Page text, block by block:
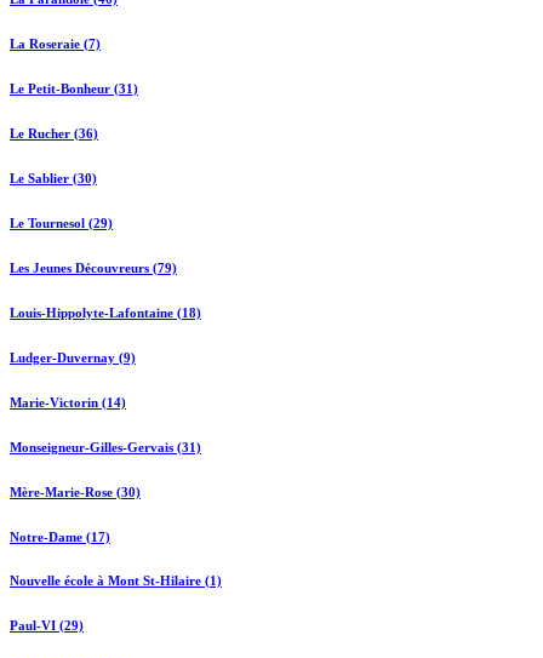
La Roseraie (7)
Le Petit-Bonheur (31)
Le Rucher (36)
Le Sablier (30)
Le Tournesol (29)
Les Jeunes Découvreurs (79)
Louis-Hippolyte-Lafontaine (18)
Ludger-Duvernay (9)
Marie-Victorin (14)
Monseigneur-Gilles-Gervais (31)
Mère-Marie-Rose (30)
Notre-Dame (17)
Nouvelle école à Mont St-Hilaire (1)
Paul-VI (29)